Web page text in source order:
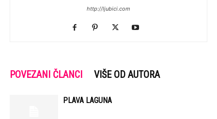
http://ljubici.com
POVEZANI ČLANCI VIŠE OD AUTORA
PLAVA LAGUNA